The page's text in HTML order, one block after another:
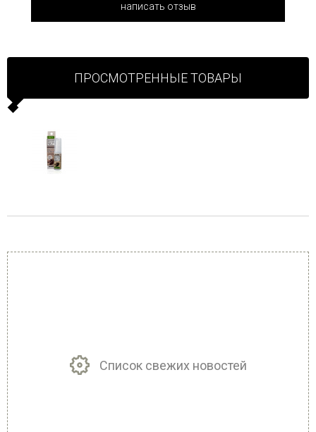
написать отзыв
ПРОСМОТРЕННЫЕ ТОВАРЫ
Список свежих новостей